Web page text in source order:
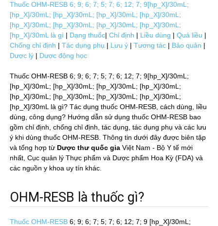
Thuốc OHM-RESB 6; 9; 6; 7; 5; 7; 6; 12; 7; 9[hp_X]/30mL;
[hp_X]/30mL; [hp_X]/30mL; [hp_X]/30mL; [hp_X]/30mL;
[hp_X]/30mL; [hp_X]/30mL; [hp_X]/30mL; [hp_X]/30mL;
[hp_X]/30mL là gì | Dạng thuốc| Chỉ định | Liều dùng | Quá liều |
Chống chỉ định | Tác dụng phụ | Lưu ý | Tương tác | Bảo quản |
Dược lý | Dược động học
Thuốc OHM-RESB 6; 9; 6; 7; 5; 7; 6; 12; 7; 9[hp_X]/30mL;
[hp_X]/30mL; [hp_X]/30mL; [hp_X]/30mL; [hp_X]/30mL;
[hp_X]/30mL; [hp_X]/30mL; [hp_X]/30mL; [hp_X]/30mL;
[hp_X]/30mL là gì? Tác dụng thuốc OHM-RESB, cách dùng, liều
dùng, công dụng? Hướng dẫn sử dụng thuốc OHM-RESB bao
gồm chỉ định, chống chỉ định, tác dụng, tác dụng phụ và các lưu
ý khi dùng thuốc OHM-RESB. Thông tin dưới đây được biên tập
và tổng hợp từ Dược thư quốc gia Việt Nam - Bộ Y tế mới
nhất, Cục quản lý Thực phẩm và Dược phẩm Hoa Kỳ (FDA) và
các nguồn y khoa uy tín khác.
OHM-RESB là thuốc gì?
Thuốc OHM-RESB 6; 9; 6; 7; 5; 7; 6; 12; 7; 9 [hp_X]/30mL;